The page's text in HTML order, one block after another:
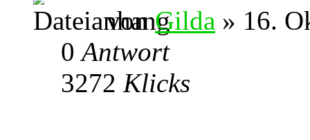
vonGilda » 16.
0Antwort
3272 Klicks